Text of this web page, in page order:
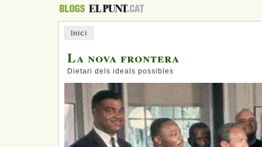
Inici
La nova frontera
Dietari dels ideals possibles